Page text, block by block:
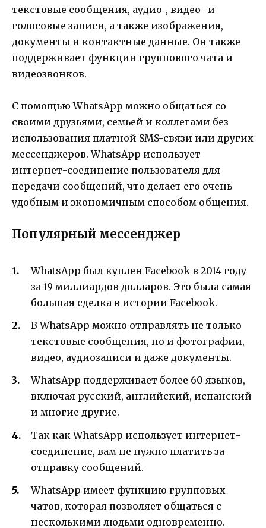
текстовые сообщения, аудио-, видео- и
голосовые записи, а также изображения,
документы и контактные данные. Он также
поддерживает функции группового чата и
видеозвонков.
С помощью WhatsApp можно общаться со
своими друзьями, семьей и коллегами без
использования платной SMS-связи или других
мессенджеров. WhatsApp использует
интернет-соединение пользователя для
передачи сообщений, что делает его очень
удобным и экономичным способом общения.
Популярный мессенджер
WhatsApp был куплен Facebook в 2014 году
за 19 миллиардов долларов. Это была самая
большая сделка в истории Facebook.
В WhatsApp можно отправлять не только
текстовые сообщения, но и фотографии,
видео, аудиозаписи и даже документы.
WhatsApp поддерживает более 60 языков,
включая русский, английский, испанский
и многие другие.
Так как WhatsApp использует интернет-
соединение, вам не нужно платить за
отправку сообщений.
WhatsApp имеет функцию групповых
чатов, которая позволяет общаться с
несколькими людьми одновременно.